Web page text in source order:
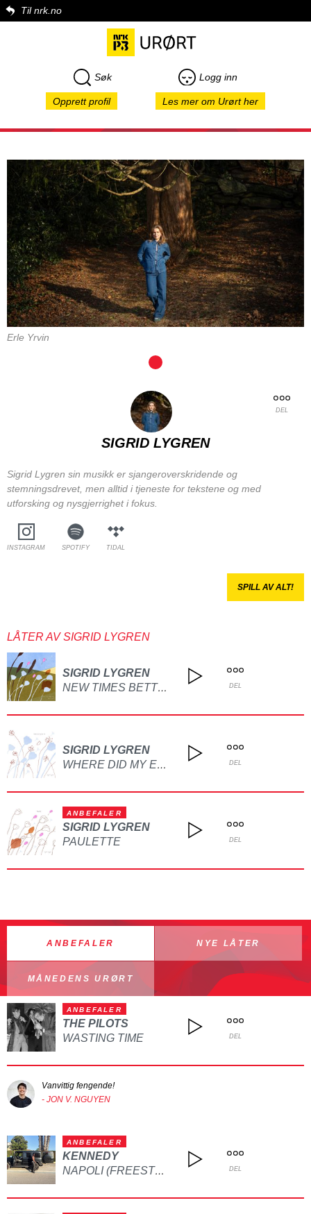
Til nrk.no
Søk Logg inn
Opprett profil Les mer om Urørt her
Erle Yrvin
DEL
SIGRID LYGREN
Sigrid Lygren sin musikk er sjangeroverskridende og
stemningsdrevet, men alltid i tjeneste for tekstene og med
utforsking og nysgjerrighet i fokus.
INSTAGRAM SPOTIFY TIDAL
SPILL AV ALT!
LÅTER AV SIGRID LYGREN
SIGRID LYGREN
NEW TIMES BETTER TIMES DEL
SIGRID LYGREN
WHERE DID MY EASE GO DEL
ANBEFALER
SIGRID LYGREN
PAULETTE
DEL
ANBEFALER NYE LÅTER
MÅNEDENS URØRT
ANBEFALER
THE PILOTS
WASTING TIME
DEL
Vanvittig fengende!
- JON V. NGUYEN
ANBEFALER
KENNEDY
NAPOLI (FREESTYLE) DEL